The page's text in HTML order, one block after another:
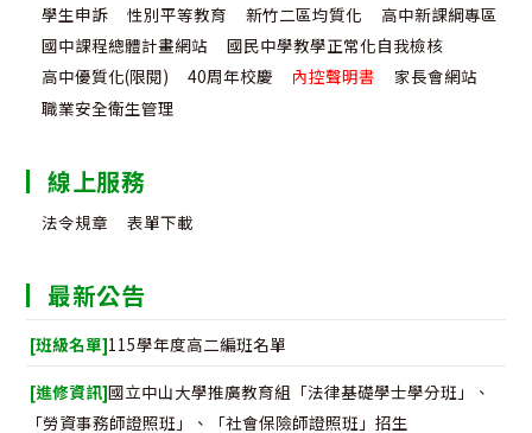
學生申訴 性別平等教育 新竹二區均質化
高中新課綱專區
國中課程總體計畫網站
國民中學教學正常化自我檢核
高中優質化(限閱)
40周年校慶 內控聲明書
家長會網站
職業安全衛生管理
線上服務
法令規章 表單下載
最新公告
[班級名單]115學年度高二編班名單
[進修資訊]國立中山大學推廣教育組「法律基礎學士學分班」、
「勞資事務師證照班」、「社會保險師證照班」招生